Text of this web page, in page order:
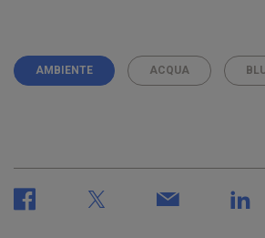
AMBIENTE ACQUA